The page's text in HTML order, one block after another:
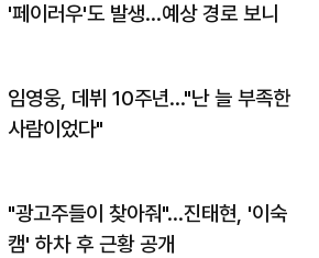
'페이러우'도 발생…예상 경로 보니
임영웅, 데뷔 10주년…"난 늘 부족한
사람이었다"
"광고주들이 찾아줘"…진태현, '이숙
캠' 하차 후 근황 공개